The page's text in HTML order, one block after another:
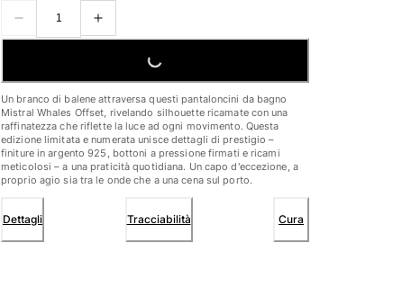
LOADING...
Un branco di balene attraversa questi pantaloncini da bagno
Mistral Whales Offset, rivelando silhouette ricamate con una
raffinatezza che riflette la luce ad ogni movimento. Questa
edizione limitata e numerata unisce dettagli di prestigio –
finiture in argento 925, bottoni a pressione firmati e ricami
meticolosi – a una praticità quotidiana. Un capo d'eccezione, a
proprio agio sia tra le onde che a una cena sul porto.
Dettagli Tracciabilità Cura